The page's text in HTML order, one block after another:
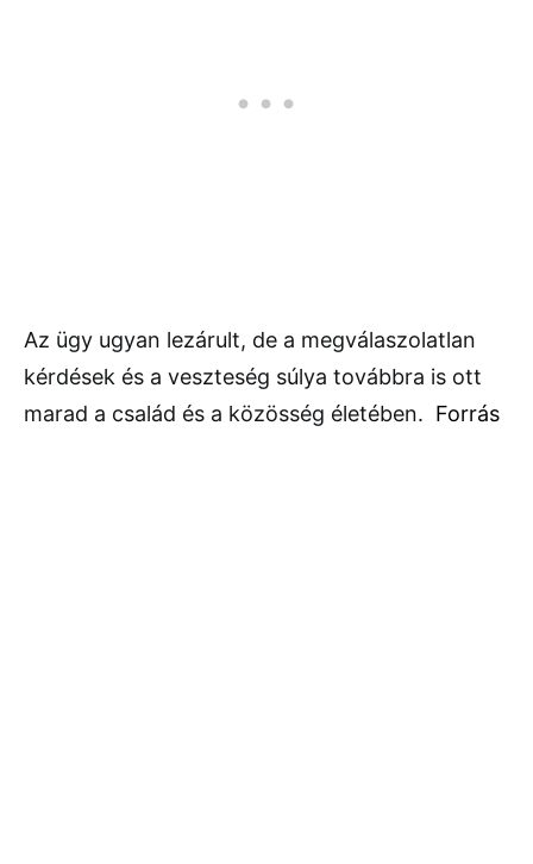
Az ügy ugyan lezárult, de a megválaszolatlan
kérdések és a veszteség súlya továbbra is ott
marad a család és a közösség életében. Forrás